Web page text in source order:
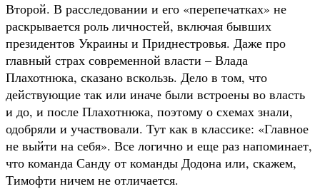
Второй. В расследовании и его «перепечатках» не
раскрывается роль личностей, включая бывших
президентов Украины и Приднестровья. Даже про
главный страх современной власти – Влада
Плахотнюка, сказано вскользь. Дело в том, что
действующие так или иначе были встроены во власть
и до, и после Плахотнюка, поэтому о схемах знали,
одобряли и участвовали. Тут как в классике: «Главное
не выйти на себя». Все логично и еще раз напоминает,
что команда Санду от команды Додона или, скажем,
Тимофти ничем не отличается.